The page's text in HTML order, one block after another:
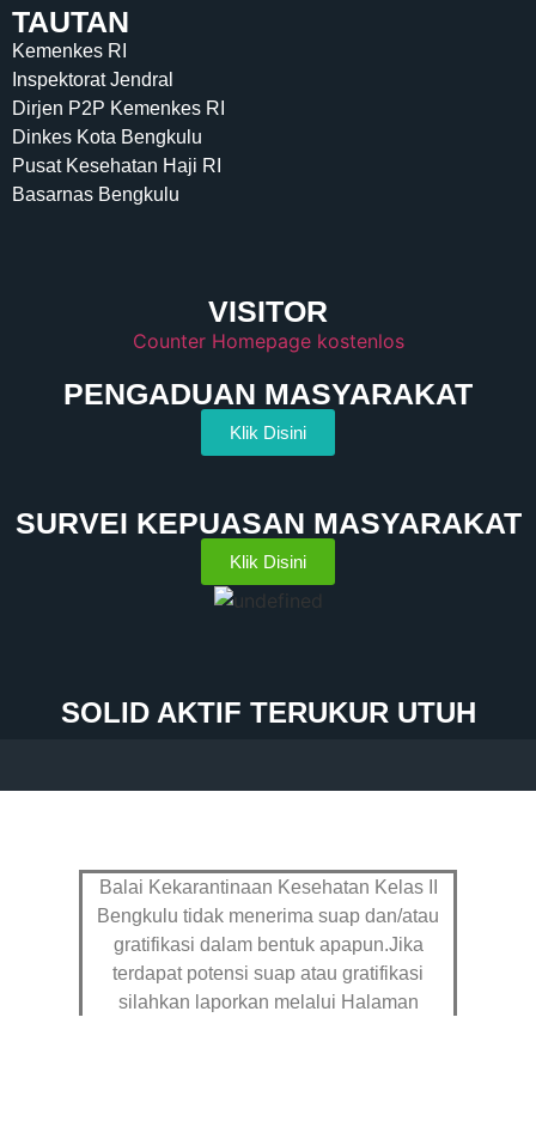
TAUTAN
Kemenkes RI
Inspektorat Jendral
Dirjen P2P Kemenkes RI
Dinkes Kota Bengkulu
Pusat Kesehatan Haji RI
Basarnas Bengkulu
VISITOR
Counter Homepage kostenlos
PENGADUAN MASYARAKAT
Klik Disini
SURVEI KEPUASAN MASYARAKAT
Klik Disini
SOLID AKTIF TERUKUR UTUH
Balai Kekarantinaan Kesehatan Kelas II
Bengkulu tidak menerima suap dan/atau
gratifikasi dalam bentuk apapun.Jika
terdapat potensi suap atau gratifikasi
silahkan laporkan melalui Halaman